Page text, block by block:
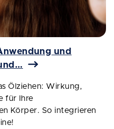
und
Ölziehen: Wirkung,
für Ihre
Körper. So integrieren